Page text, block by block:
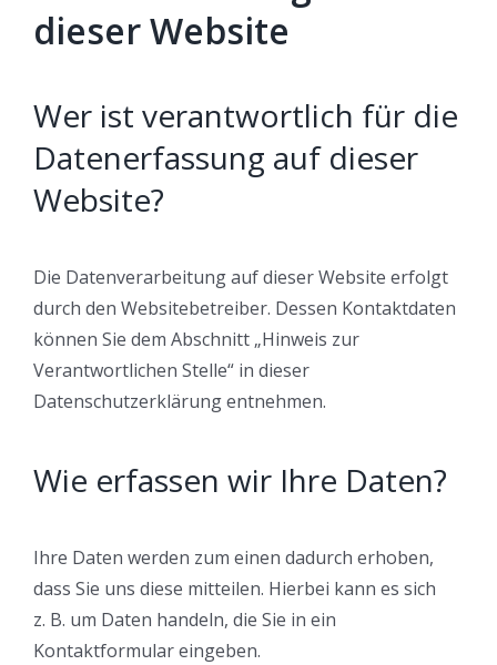
dieser Website
Wer ist verantwortlich für die
Datenerfassung auf dieser
Website?
Die Datenverarbeitung auf dieser Website erfolgt
durch den Websitebetreiber. Dessen Kontaktdaten
können Sie dem Abschnitt „Hinweis zur
Verantwortlichen Stelle“ in dieser
Datenschutzerklärung entnehmen.
Wie erfassen wir Ihre Daten?
Ihre Daten werden zum einen dadurch erhoben,
dass Sie uns diese mitteilen. Hierbei kann es sich
z. B. um Daten handeln, die Sie in ein
Kontaktformular eingeben.